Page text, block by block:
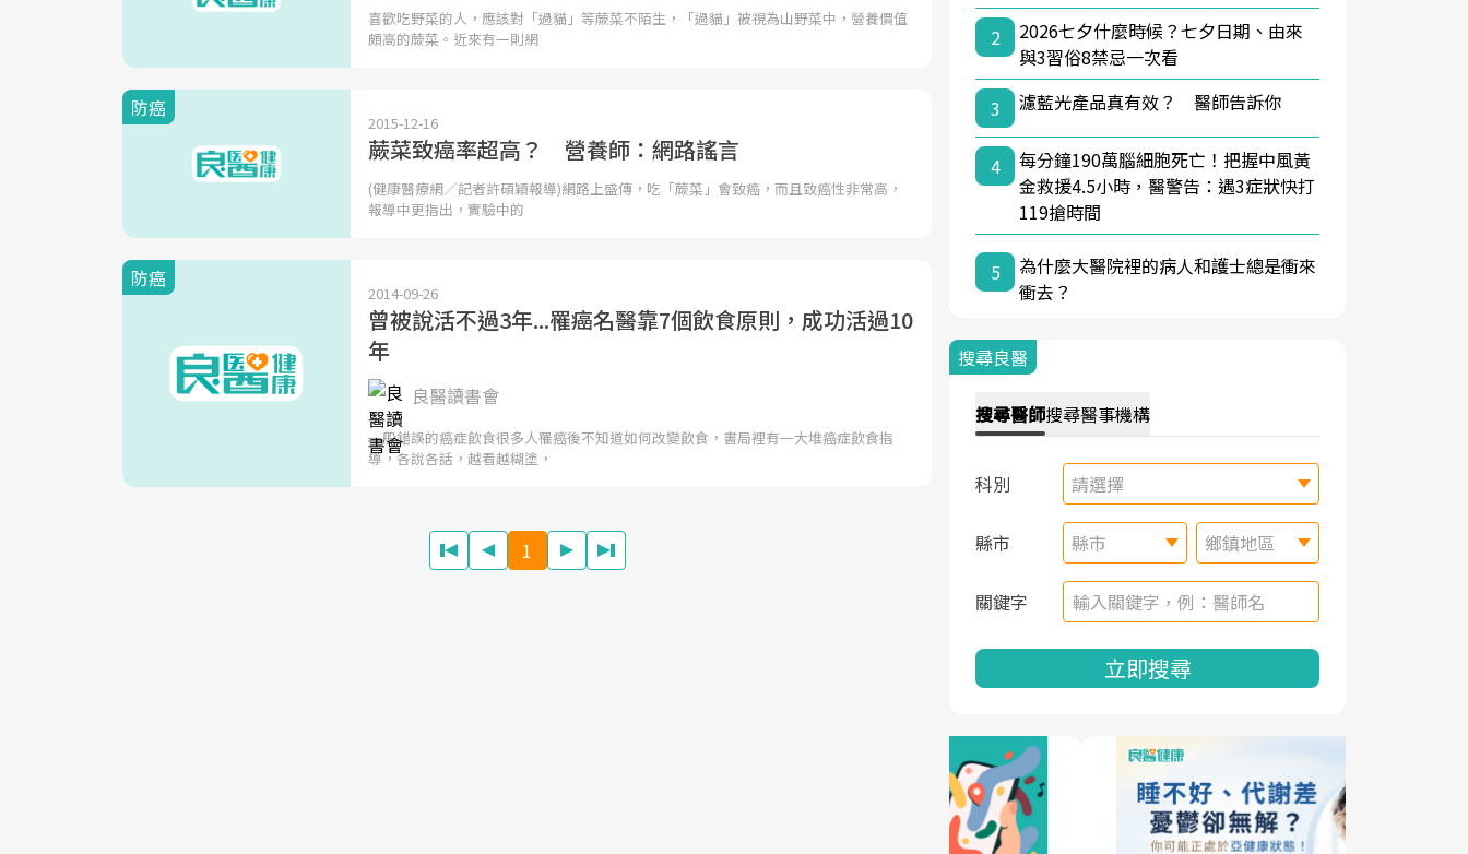
喜歡吃野菜的人，應該對「過貓」等蕨菜不陌生，「過貓」被視為山野菜中，營養價值
頗高的蕨菜。近來有一則網
防癌
2015-12-16
蕨菜致癌率超高？ 營養師：網路謠言
(健康醫療網／記者許碩穎報導)網路上盛傳，吃「蕨菜」會致癌，而且致癌性非常高，
報導中更指出，實驗中的
防癌
2014-09-26
曾被說活不過3年...罹癌名醫靠7個飲食原則，成功活過10
年
良醫讀書會
一般錯誤的癌症飲食很多人罹癌後不知道如何改變飲食，書局裡有一大堆癌症飲食指
導，各說各話，越看越糊塗，
1
2
2026七夕什麼時候？七夕日期、由來
與3習俗8禁忌一次看
3
濾藍光產品真有效？ 醫師告訴你
4
每分鐘190萬腦細胞死亡！把握中風黃
金救援4.5小時，醫警告：遇3症狀快打
119搶時間
5
為什麼大醫院裡的病人和護士總是衝來
衝去？
搜尋良醫
搜尋醫師搜尋醫事機構
科別 請選擇
縣市 縣市 鄉鎮地區
關鍵字
立即搜尋